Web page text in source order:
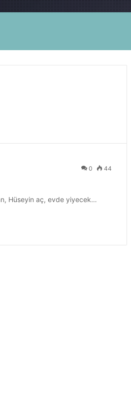
0 44
Hüseyin aç, evde yiyecek…